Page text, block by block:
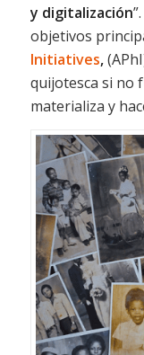
y digitalización
objetivos
Initiatives,
quijotesca si no
materializa y